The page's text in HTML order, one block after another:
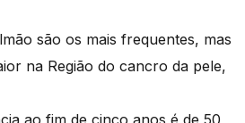
são os mais frequentes, mas
na Região do cancro da pele,
ao fim de cinco anos é de 50